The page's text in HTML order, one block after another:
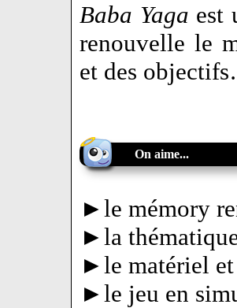
Baba Yaga est
renouvelle le
et des
On aime...
►le mémory
►la
►le matériel et
►le jeu en